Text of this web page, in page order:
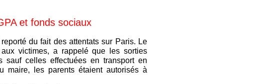
et fonds sociaux
du fait des attentats sur Paris. Le
victimes, a rappelé que les sorties
sauf celles effectuées en transport en
maire, les parents étaient autorisés à